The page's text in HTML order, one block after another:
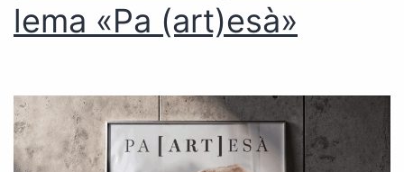
lema «Pa (art)esà»